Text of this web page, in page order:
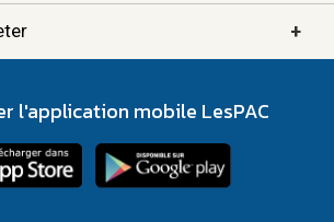
+
l'application mobile LesPAC